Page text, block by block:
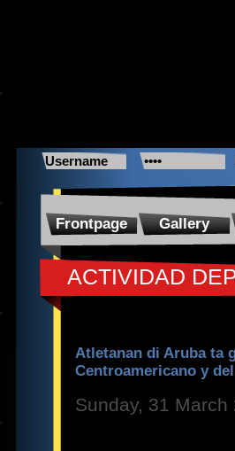
Frontpage Gallery
ACTIVIDAD
Atletanan di Aruba ta
Centroamericano y
Sunday, 31 March